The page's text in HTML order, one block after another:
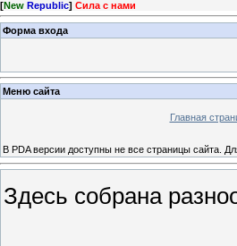
[New Republic] Сила с нами
Форма входа
Меню сайта
Главная
В PDA версии доступны не все страницы сайта.
Здесь собрана